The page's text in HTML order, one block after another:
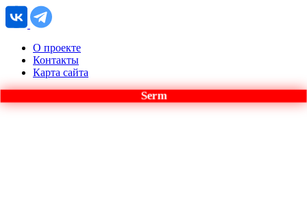
О проекте
Контакты
Карта сайта
Serm